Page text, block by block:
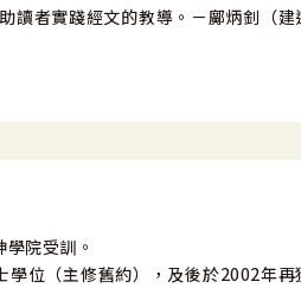
讀者實踐經文的教導。－鄺炳釗（
院受訓。
位（主修舊約），及後於2002年再